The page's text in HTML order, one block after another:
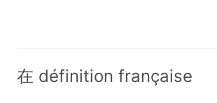
在 définition française